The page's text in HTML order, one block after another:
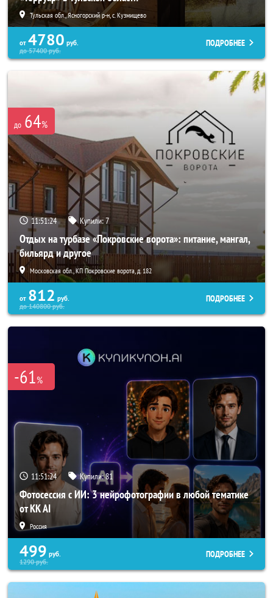
Тульская обл., Ясногорский р-н, с. Кузмищево
от 4780 руб.
до57400руб.
ПОДРОБНЕЕ
до 64%
11:51:20 Купили:7
Отдых на турбазе «Покровские ворота»: питание, мангал,
бильярд и другое
Московская обл., КП Покровские ворота, д. 182
от 812 руб.
до140800руб.
ПОДРОБНЕЕ
-61%
11:51:20 Купили:81
Фотосессия с ИИ: 3 нейрофотографии в любой тематике
от KK AI
Россия
499 руб.
1290руб.
ПОДРОБНЕЕ